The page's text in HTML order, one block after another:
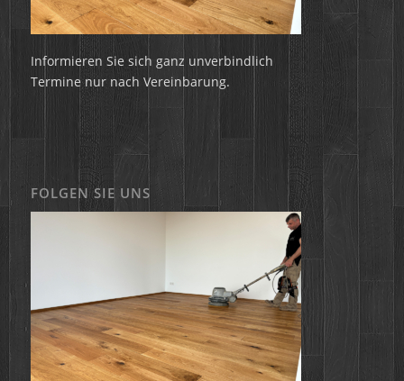
Informieren Sie sich ganz unverbindlich
Termine nur nach Vereinbarung.
FOLGEN SIE UNS